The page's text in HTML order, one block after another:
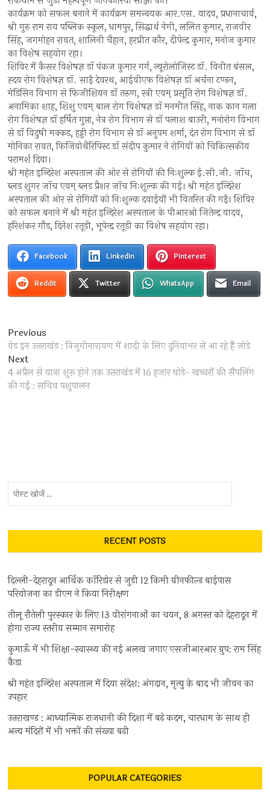
कार्यक्रम को सफल बनाने में कार्यक्रम समन्वयक आर.एस. यादव, प्रधानाचार्य,
श्री गुरु राम राय पब्लिक स्कूल, धामपुर, सिद्धार्थ नेगी, ललित कुमार, राजवीर
सिंह, जगमोहन रावत, शालिनी चैहान, हरप्रीत कौर, दीपेन्द्र कुमार, मनोज कुमार
का विशेष सहयोग रहा।
शिविर में कैसर विशेषज्ञ डॉ पंकज कुमार गर्ग, न्यूरोलोजिस्ट डॉ. विनीत बंसल,
ह्दय रोग विशेषज्ञ डॉ. साईं देवरथ, आईवीएफ विशेषज्ञ डॉ अर्चना टण्डन,
मेडिसिन विभाग से फिजीशियन डॉ तरुण, स्त्री एवम् प्रसूति रोग विशेषज्ञ डॉ.
अनामिका शाह, शिशु एवम् बाल रोग विशेषज्ञ डॉ मनमीत सिंह, नाक कान गला
रोग विशेषज्ञ डॉ हर्षित गुप्ता, नेत्र रोग विभाग से डॉ पलाश बाउरी, मनोरोग विभाग
से डॉ विदुषी मक्कड़, हड्डी रोग विभाग से डॉ अनुपम शर्मा, दंत रोग विभाग से डॉ
मोनिका रावत, फिजियोथैरिपिस्ट डॉ संदीप कुमार ने रोगियों को चिकित्सकीय
परामर्श दिया।
श्री महंत इन्दिरेश अस्पताल की ओर से रोगियों की निःशुल्क ई.सी.जी. जॉच,
ब्लड शुगर जॉच एवम् ब्लड प्रैशर जॉच निःशुल्क की गई। श्री महंत इन्दिरेश
अस्पताल की ओर से रोगियों को निःशुल्क दवाईयों भी वितरित की गईं। शिविर
को सफल बनाने में श्री महंत इन्दिरेश अस्पताल के पीआरओ जितेन्द्र यादव,
हरिशंकर गौड, दिनेश रतूड़ी, भूपेन्द्र रतूड़ी का विशेष सहयोग रहा।
Facebook LinkedIn Pinterest
Reddit Twitter WhatsApp Email
Post
navigation
Previous
post:
वेड इन उत्तराखंड : त्रिजुगीनारायण में शादी के लिए दुनियाभर से आ रहे हैं जोड़े
NextNext
post:
4 अप्रैल से यात्रा शुरू होने तक उत्तराखंड में 16 हज़ार घोड़े- खच्चरों की सैंपलिंग
की गई : सचिव पशुपालन
RECENT POSTS
दिल्ली-देहरादून आर्थिक कॉरिडोर से जुड़ी 12 किमी ग्रीनफील्ड बाईपास
परियोजना का डीएम ने किया निरीक्षण
तीलू रौतेली पुरस्कार के लिए 13 वीरांगनाओं का चयन, 8 अगस्त को देहरादून में
होगा राज्य स्तरीय सम्मान समारोह
कुमाऊँ में भी शिक्षा-स्वास्थ्य की नई अलख जगाए एसजीआरआर ग्रुप: राम सिंह
कैड़ा
श्री महंत इन्दिरेश अस्पताल में दिया संदेश: अंगदान, मृत्यु के बाद भी जीवन का
उपहार
उत्तराखण्ड : आध्यात्मिक राजधानी की दिशा में बढ़े कदम, चारधाम के साथ ही
अन्य मंदिरों में भी भक्तों की संख्या बढ़ी
POPULAR CATEGORIES